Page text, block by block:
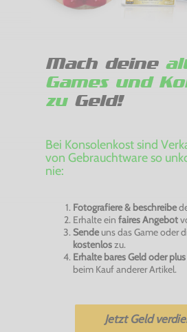
Mach deine
Games und
zuGeld!
Bei Konsolenkost sind
von Gebrauchtware so
nie:
Fotografiere & beschreibe
Erhalte ein faires Angebot
Sendeuns das Game oder
kostenloszu.
Erhalte bares Geld oder
beim Kauf anderer Artikel.
Jetzt Geld